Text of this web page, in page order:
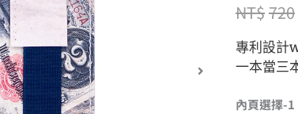
NT$720
專利設計
一本當三
內頁選擇-1